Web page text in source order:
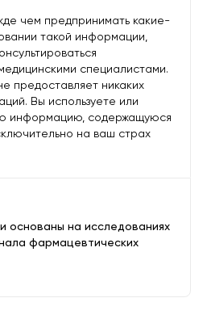
основаны на исследованиях
фармацевтических
чем предпринимать какие-
такой информации,
специалистами.
предоставляет никаких
Вы используете или
информацию, содержащуюся
на ваш страх